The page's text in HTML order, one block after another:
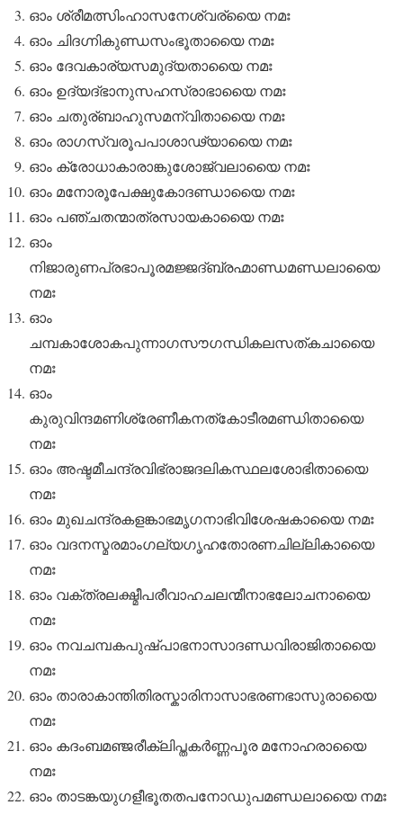
ഓം ശ്രീമത്സിംഹാസനേശ്വര്യൈ നമഃ
ഓം ചിദഗ്നികുണ്ഡസംഭൂതായൈ നമഃ
ഓം ദേവകാര്യസമുദ്യതായൈ നമഃ
ഓം ഉദ്യദ്ഭാനുസഹസ്രാഭായൈ നമഃ
ഓം ചതുര്ബാഹുസമന്വിതായൈ നമഃ
ഓം രാഗസ്വരൂപപാശാഢ്യായൈ നമഃ
ഓം ക്രോധാകാരാങ്കുശോജ്വലായൈ നമഃ
ഓം മനോരൂപേക്ഷുകോദണ്ഡായൈ നമഃ
ഓം പഞ്ചതന്മാത്രസായകായൈ നമഃ
ഓം
നിജാരുണപ്രഭാപൂരമജ്ജദ്ബ്രഹ്മാണ്ഡമണ്ഡലായൈ
നമഃ
ഓം
ചമ്പകാശോകപുന്നാഗസൗഗന്ധികലസത്കചായൈ
നമഃ
ഓം
കുരുവിന്ദമണിശ്രേണീകനത്കോടീരമണ്ഡിതായൈ
നമഃ
ഓം അഷ്ടമീചന്ദ്രവിഭ്രാജദലികസ്ഥലശോഭിതായൈ
നമഃ
ഓം മുഖചന്ദ്രകളങ്കാഭമൃഗനാഭിവിശേഷകായൈ നമഃ
ഓം വദനസ്മരമാംഗല്യഗൃഹതോരണചില്ലികായൈ
നമഃ
ഓം വക്ത്രലക്ഷ്മീപരീവാഹചലന്മീനാഭലോചനായൈ
നമഃ
ഓം നവചമ്പകപുഷ്പാഭനാസാദണ്ഡവിരാജിതായൈ
നമഃ
ഓം താരാകാന്തിതിരസ്കാരിനാസാഭരണഭാസുരായൈ
നമഃ
ഓം കദംബമഞ്ജരീക്ലിപ്തകർണ്ണപൂര മനോഹരായൈ
നമഃ
ഓം താടങ്കയുഗളീഭൂതതപനോഡുപമണ്ഡലായൈ നമഃ